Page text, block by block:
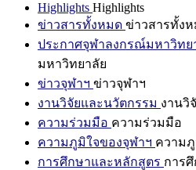
Highlights Highlights
ข่าวสารทั้งหมด ข่าวสารทั้ง
ประกาศจุฬาลงกรณ์มหาวิทย
มหาวิทยาลัย
ข่าวจุฬาฯ ข่าวจุฬาฯ
งานวิจัยและนวัตกรรม งานวิ
ความร่วมมือ ความร่วมมือ
ความภูมิใจของจุฬาฯ ความ
การศึกษาและหลักสูตร การ